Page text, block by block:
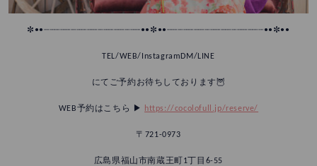
✼••┈┈┈┈┈┈┈┈┈┈┈┈┈┈┈┈┈┈••✼••┈┈┈┈┈┈┈┈┈┈┈┈┈┈┈┈┈┈••✼••
TEL/WEB/InstagramDM/LINE
にてご予約お待ちしております🦉
WEB予約はこちら ▶︎ https://cocolofull.jp/reserve/
〒721-0973
広島県福山市南蔵王町1丁目6-55